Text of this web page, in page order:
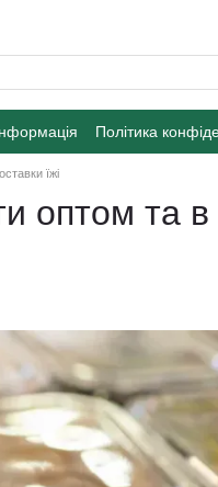
Політика
їжі
оптом та в